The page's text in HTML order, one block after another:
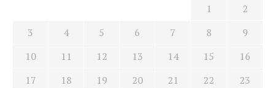
1
2
3
4 5 6 7 8
9
10
11 12 13 14 15
16
17
18 19 20 21 22
23